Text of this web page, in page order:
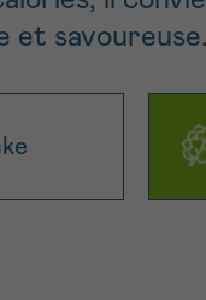
et savoureuse.
En savoir plus sur